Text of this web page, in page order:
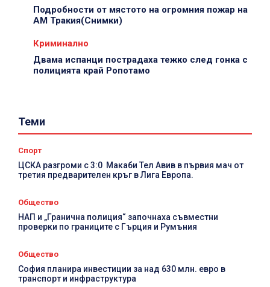
Подробности от мястото на огромния пожар на
АМ Тракия(Снимки)
Криминално
Двама испанци пострадаха тежко след гонка с
полицията край Ропотамо
Теми
Спорт
ЦСКА разгроми с 3:0 Макаби Тел Авив в първия мач от
третия предварителен кръг в Лига Европа.
Общество
НАП и „Гранична полиция“ започнаха съвместни
проверки по границите с Гърция и Румъния
Общество
София планира инвестиции за над 630 млн. евро в
транспорт и инфраструктура